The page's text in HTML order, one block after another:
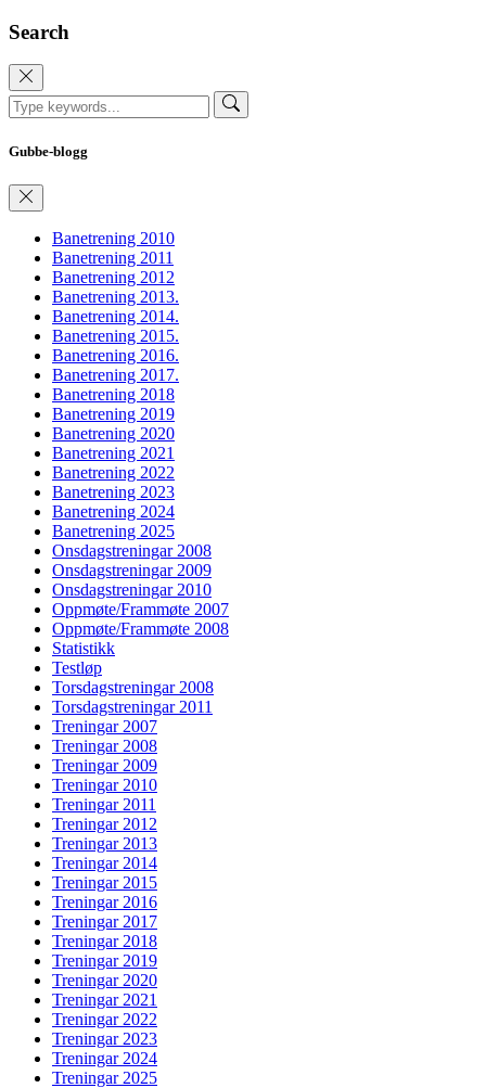
Search
Gubbe-blogg
Banetrening 2010
Banetrening 2011
Banetrening 2012
Banetrening 2013.
Banetrening 2014.
Banetrening 2015.
Banetrening 2016.
Banetrening 2017.
Banetrening 2018
Banetrening 2019
Banetrening 2020
Banetrening 2021
Banetrening 2022
Banetrening 2023
Banetrening 2024
Banetrening 2025
Onsdagstreningar 2008
Onsdagstreningar 2009
Onsdagstreningar 2010
Oppmøte/Frammøte 2007
Oppmøte/Frammøte 2008
Statistikk
Testløp
Torsdagstreningar 2008
Torsdagstreningar 2011
Treningar 2007
Treningar 2008
Treningar 2009
Treningar 2010
Treningar 2011
Treningar 2012
Treningar 2013
Treningar 2014
Treningar 2015
Treningar 2016
Treningar 2017
Treningar 2018
Treningar 2019
Treningar 2020
Treningar 2021
Treningar 2022
Treningar 2023
Treningar 2024
Treningar 2025